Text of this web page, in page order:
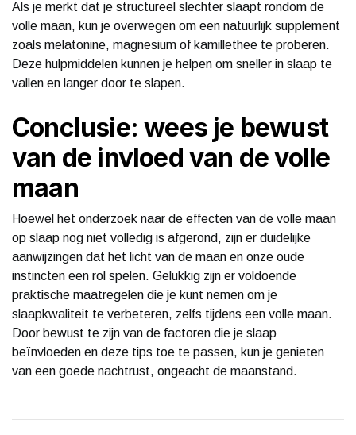
Als je merkt dat je structureel slechter slaapt rondom de
volle maan, kun je overwegen om een natuurlijk supplement
zoals melatonine, magnesium of kamillethee te proberen.
Deze hulpmiddelen kunnen je helpen om sneller in slaap te
vallen en langer door te slapen.
Conclusie: wees je bewust
van de invloed van de volle
maan
Hoewel het onderzoek naar de effecten van de volle maan
op slaap nog niet volledig is afgerond, zijn er duidelijke
aanwijzingen dat het licht van de maan en onze oude
instincten een rol spelen. Gelukkig zijn er voldoende
praktische maatregelen die je kunt nemen om je
slaapkwaliteit te verbeteren, zelfs tijdens een volle maan.
Door bewust te zijn van de factoren die je slaap
beïnvloeden en deze tips toe te passen, kun je genieten
van een goede nachtrust, ongeacht de maanstand.